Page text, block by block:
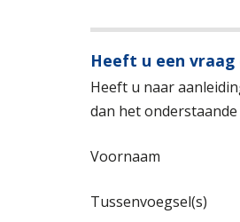
Heeft u een
Heeft u naar
dan het
Voornaam
Tussenvoegsel(s)